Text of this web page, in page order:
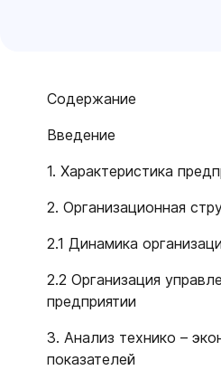
Содержание
Введение
1. Характеристика
2. Организационная
2.1 Динамика
2.2 Организация
предприятии
3. Анализ технико –
показателей